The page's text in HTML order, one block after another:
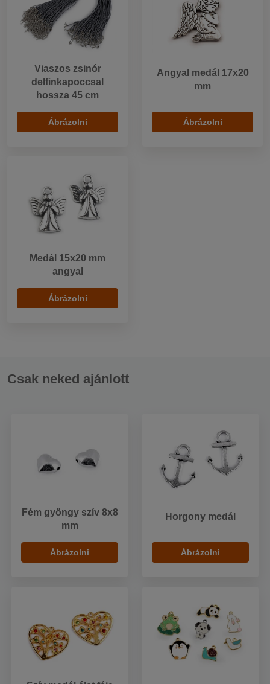
Viaszos zsinór
delfinkapoccsal
hossza 45 cm
Ábrázolni
Angyal medál 17x20
mm
Ábrázolni
Medál 15x20 mm
angyal
Ábrázolni
Csak neked ajánlott
Fém gyöngy szív 8x8
mm
Ábrázolni
Horgony medál
Ábrázolni